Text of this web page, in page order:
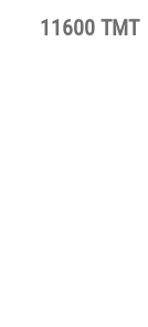
11600 TMT